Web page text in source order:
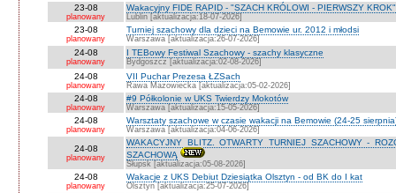
23-08
planowany
Wakacyjny FIDE RAPID - "SZACH KRÓLOWI - PIERWSZY
Lublin [aktualizacja:18-07-2026]
23-08
planowany
Turniej szachowy dla dzieci na Bemowie ur. 2012 i młodsi
Warszawa [aktualizacja:26-07-2026]
24-08
planowany
I TEBowy Festiwal Szachowy - szachy klasyczne
Bydgoszcz [aktualizacja:02-08-2026]
24-08
planowany
VII Puchar Prezesa ŁZSach
Rawa Mazowiecka [aktualizacja:05-02-2026]
24-08
planowany
#9 Półkolonie w UKS Twierdzy Mokotów
Warszawa [aktualizacja:15-05-2026]
24-08
planowany
Warsztaty szachowe w czasie wakacji na Bemowie (24-25
Warszawa [aktualizacja:04-06-2026]
24-08
planowany
WAKACYJNY BLITZ. OTWARTY TURNIEJ SZACHOWY -
SZACHOWĄ
Słupsk [aktualizacja:05-08-2026]
24-08
planowany
Wakacje z UKS Debiut Dziesiątka Olsztyn - od BK do I kat
Olsztyn [aktualizacja:25-07-2026]